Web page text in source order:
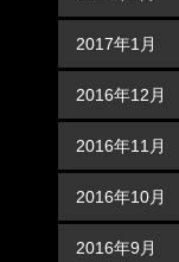
2017年1月
2016年12月
2016年11月
2016年10月
2016年9月